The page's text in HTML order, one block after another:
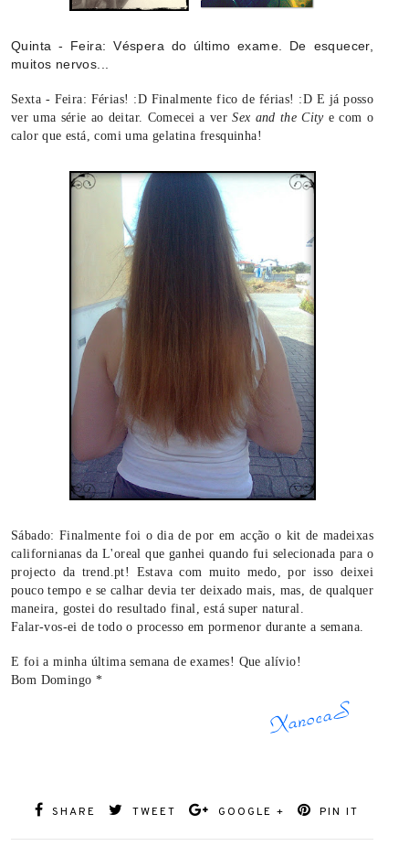
Quinta - Feira: Véspera do último exame. De esquecer,
muitos nervos...
Sexta - Feira: Férias! :D Finalmente fico de férias! :D E já posso
ver uma série ao deitar. Comecei a verSex and the City e com o
calor que está, comi uma gelatina fresquinha!
Sábado: Finalmente foi o dia de por em acção o kit de madeixas
californianas da L'oreal que ganhei quando fui selecionada para o
projecto da trend.pt! Estava com muito medo, por isso deixei
pouco tempo e se calhar devia ter deixado mais, mas, de qualquer
maneira, gostei do resultado final, está super natural.
Falar-vos-ei de todo o processo em pormenor durante a semana.
E foi a minha última semana de exames! Que alívio!
Bom Domingo *
SHARE TWEET GOOGLE + PIN IT